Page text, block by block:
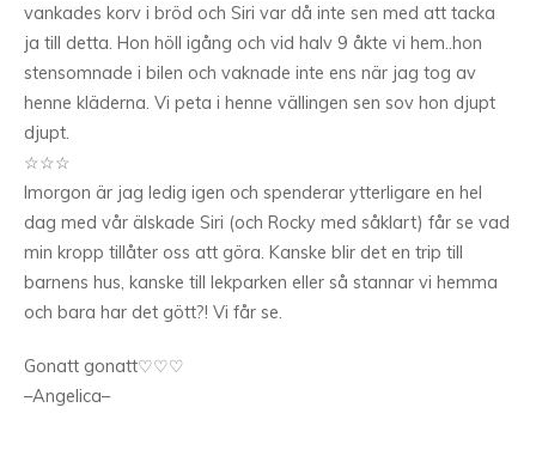
vankades korv i bröd och Siri var då inte sen med att tacka
ja till detta. Hon höll igång och vid halv 9 åkte vi hem..hon
stensomnade i bilen och vaknade inte ens när jag tog av
henne kläderna. Vi peta i henne vällingen sen sov hon djupt
djupt.
☆☆☆
Imorgon är jag ledig igen och spenderar ytterligare en hel
dag med vår älskade Siri (och Rocky med såklart) får se vad
min kropp tillåter oss att göra. Kanske blir det en trip till
barnens hus, kanske till lekparken eller så stannar vi hemma
och bara har det gött?! Vi får se.
Gonatt gonatt♡♡♡
–Angelica–